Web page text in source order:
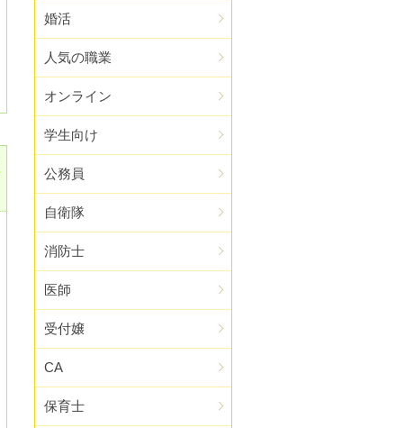
婚活
人気の職業
オンライン
学生向け
公務員
自衛隊
消防士
医師
受付嬢
CA
保育士